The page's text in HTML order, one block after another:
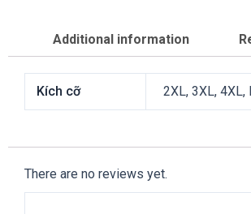
Additional information
Kích cỡ 2XL, 3XL, 4XL,
There are no reviews yet.